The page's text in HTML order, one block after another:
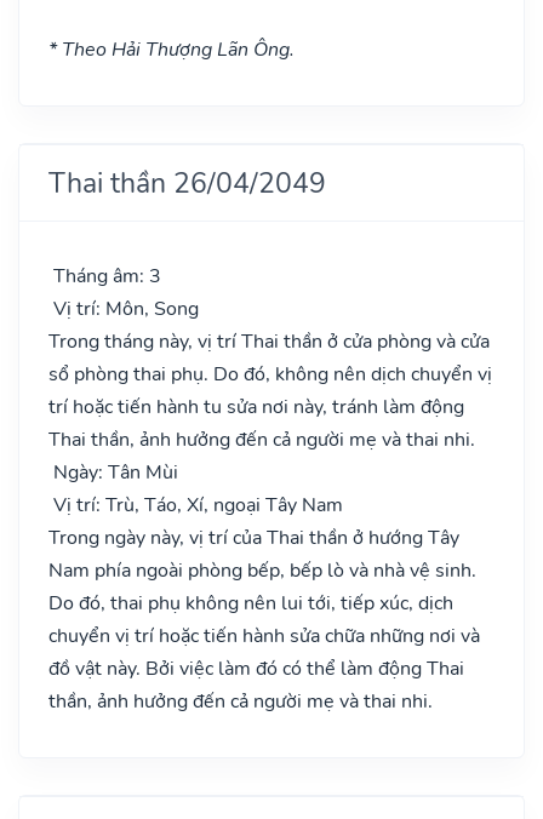
* Theo Hải Thượng Lãn Ông.
Thai thần 26/04/2049
Tháng âm: 3
Vị trí: Môn, Song
Trong tháng này, vị trí Thai thần ở cửa phòng và cửa
sổ phòng thai phụ. Do đó, không nên dịch chuyển vị
trí hoặc tiến hành tu sửa nơi này, tránh làm động
Thai thần, ảnh hưởng đến cả người mẹ và thai nhi.
Ngày: Tân Mùi
Vị trí: Trù, Táo, Xí, ngoại Tây Nam
Trong ngày này, vị trí của Thai thần ở hướng Tây
Nam phía ngoài phòng bếp, bếp lò và nhà vệ sinh.
Do đó, thai phụ không nên lui tới, tiếp xúc, dịch
chuyển vị trí hoặc tiến hành sửa chữa những nơi và
đồ vật này. Bởi việc làm đó có thể làm động Thai
thần, ảnh hưởng đến cả người mẹ và thai nhi.